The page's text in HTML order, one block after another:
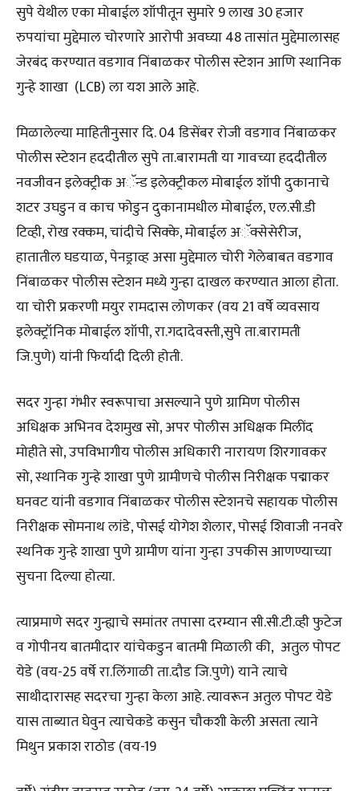
सुपे येथील एका मोबाईल शॉपीतून सुमारे 9 लाख 30 हजार
रुपयांचा मुद्देमाल चोरणारे आरोपी अवघ्या 48 तासांत मुद्देमालासह
जेरबंद करण्यात वडगाव निंबाळकर पोलीस स्टेशन आणि स्थानिक
गुन्हे शाखा (LCB) ला यश आले आहे.
मिळालेल्या माहितीनुसार दि. 04 डिसेंबर रोजी वडगाव निंबाळकर
पोलीस स्टेशन हददीतील सुपे ता.बारामती या गावच्या हददीतील
नवजीवन इलेक्ट्रीक अॅन्ड इलेक्ट्रीकल मोबाईल शॉपी दुकानाचे
शटर उघडुन व काच फोडुन दुकानामधील मोबाईल, एल.सी.डी
टिव्ही, रोख रक्कम, चांदीचे सिक्के, मोबाईल अॅक्सेसेरीज,
हातातील घडयाळ, पेनड्राव्ह असा मुद्देमाल चोरी गेलेबाबत वडगाव
निंबाळकर पोलीस स्टेशन मध्ये गुन्हा दाखल करण्यात आला होता.
या चोरी प्रकरणी मयुर रामदास लोणकर (वय 21 वर्षे व्यवसाय
इलेक्ट्रॉनिक मोबाईल शॉपी, रा.गदादेवस्ती,सुपे ता.बारामती
जि.पुणे) यांनी फिर्यादी दिली होती.
सदर गुन्हा गंभीर स्वरूपाचा असल्याने पुणे ग्रामिण पोलीस
अधिक्षक अभिनव देशमुख सो, अपर पोलीस अधिक्षक मिलींद
मोहीते सो, उपविभागीय पोलीस अधिकारी नारायण शिरगावकर
सो, स्थानिक गुन्हे शाखा पुणे ग्रामीणचे पोलीस निरीक्षक पद्माकर
घनवट यांनी वडगाव निंबाळकर पोलीस स्टेशनचे सहायक पोलीस
निरीक्षक सोमनाथ लांडे, पोसई योगेश शेलार, पोसई शिवाजी ननवरे
स्थनिक गुन्हे शाखा पुणे ग्रामीण यांना गुन्हा उपकीस आणण्याच्या
सुचना दिल्या होत्या.
त्याप्रमाणे सदर गुन्ह्याचे समांतर तपासा दरम्यान सी.सी.टी.व्ही फुटेज
व गोपीनय बातमीदार यांचेकडुन बातमी मिळाली की, अतुल पोपट
येडे (वय-25 वर्षे रा.लिंगाळी ता.दौड जि.पुणे) याने त्याचे
साथीदारासह सदरचा गुन्हा केला आहे. त्यावरून अतुल पोपट येडे
यास ताब्यात घेवुन त्याचेकडे कसुन चौकशी केली असता त्याने
मिथुन प्रकाश राठोड (वय-19